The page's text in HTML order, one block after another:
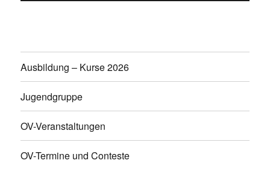
Ausbildung – Kurse 2026
Jugendgruppe
OV-Veranstaltungen
OV-Termine und Conteste